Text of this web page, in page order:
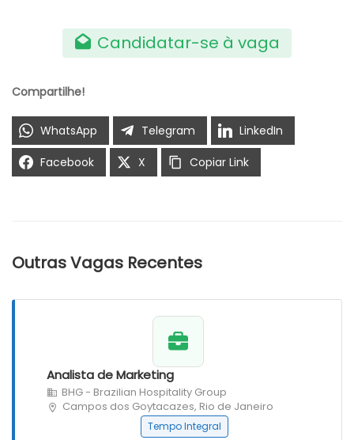
Candidatar-se à vaga
Compartilhe!
WhatsApp Telegram
LinkedIn
Facebook
X Copiar Link
Outras Vagas Recentes
Analista de Marketing
BHG - Brazilian Hospitality Group
Campos dos Goytacazes, Rio de Janeiro
Tempo Integral